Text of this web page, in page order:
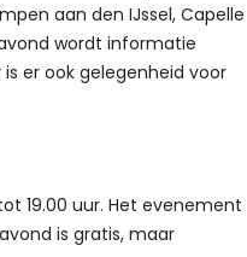
aan den IJssel, Capelle
wordt informatie
er ook gelegenheid voor
19.00 uur. Het evenement
is gratis, maar